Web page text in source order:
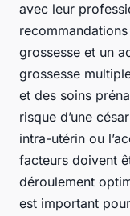
avec leur
grossesse et un
grossesse
et des soins
risque d’une
intra-utérin ou
facteurs doivent
déroulement
est important